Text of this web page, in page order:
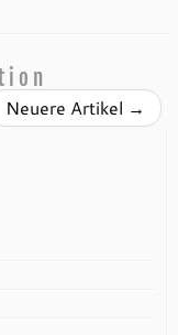
Neuere Artikel →